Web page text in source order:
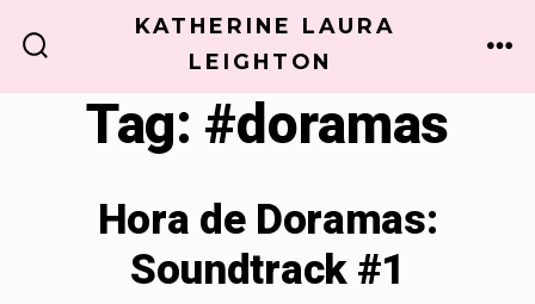
direto
KATHERINE LAURA
LEIGHTON
Tag: #doramas
Hora de Doramas:
Soundtrack #1